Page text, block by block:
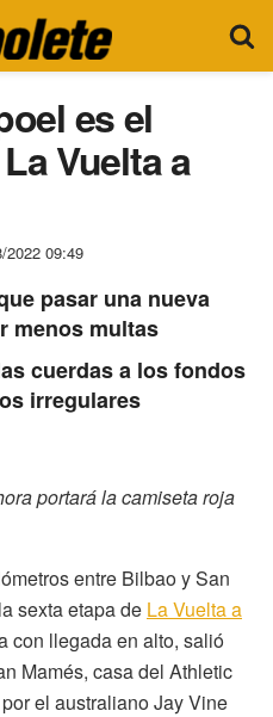
es el
Vuelta a
2022 09:49
pasar una nueva
menos multas
cuerdas a los fondos
irregulares
portará la camiseta roja
entre Bilbao y San
sexta etapa de La Vuelta a
con llegada en alto, salió
Mamés, casa del Athletic
el australiano Jay Vine